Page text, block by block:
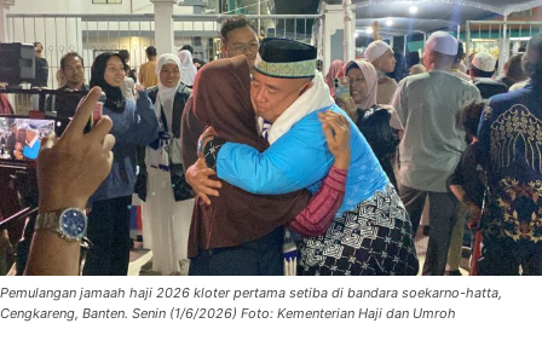
Pemulangan jamaah haji 2026 kloter pertama setiba di bandara soekarno-hatta,
Cengkareng, Banten. Senin (1/6/2026) Foto: Kementerian Haji dan Umroh